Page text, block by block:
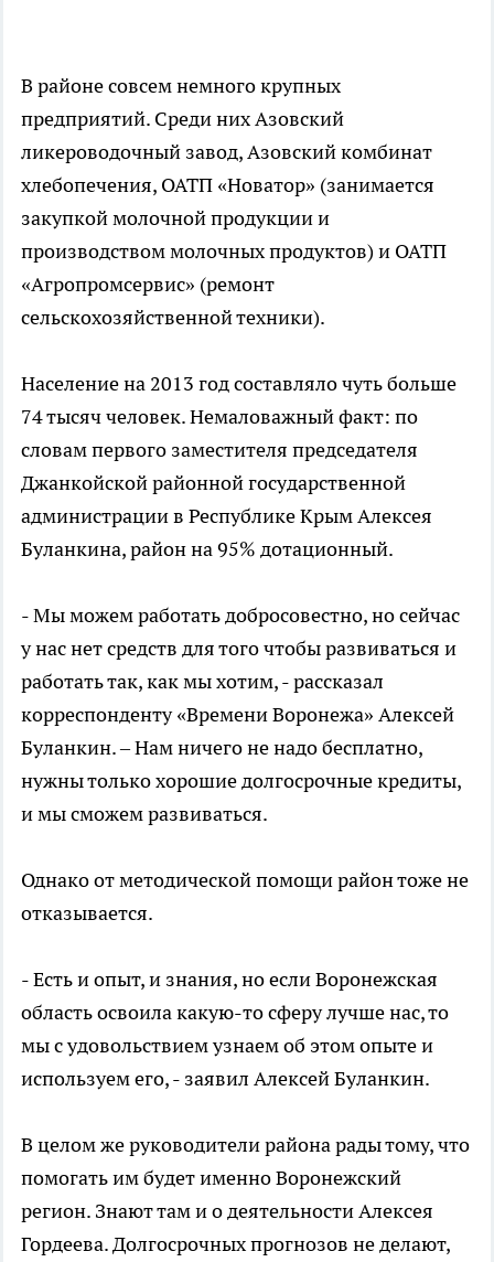
В районе совсем немного крупных
предприятий. Среди них Азовский
ликероводочный завод, Азовский комбинат
хлебопечения, ОАТП «Новатор» (занимается
закупкой молочной продукции и
производством молочных продуктов) и ОАТП
«Агропромсервис» (ремонт
сельскохозяйственной техники).
Население на 2013 год составляло чуть больше
74 тысяч человек. Немаловажный факт: по
словам первого заместителя председателя
Джанкойской районной государственной
администрации в Республике Крым Алексея
Буланкина, район на 95% дотационный.
- Мы можем работать добросовестно, но сейчас
у нас нет средств для того чтобы развиваться и
работать так, как мы хотим, - рассказал
корреспонденту «Времени Воронежа» Алексей
Буланкин. – Нам ничего не надо бесплатно,
нужны только хорошие долгосрочные кредиты,
и мы сможем развиваться.
Однако от методической помощи район тоже не
отказывается.
- Есть и опыт, и знания, но если Воронежская
область освоила какую-то сферу лучше нас, то
мы с удовольствием узнаем об этом опыте и
используем его, - заявил Алексей Буланкин.
В целом же руководители района рады тому, что
помогать им будет именно Воронежский
регион. Знают там и о деятельности Алексея
Гордеева. Долгосрочных прогнозов не делают,